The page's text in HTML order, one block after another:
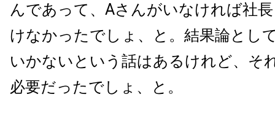
んであって、Aさんがいなければ社
けなかったでしょ、と。結果論とし
いかないという話はあるけれど、そ
必要だったでしょ、と。